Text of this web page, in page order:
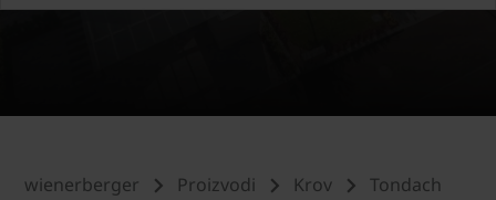
wienerberger Proizvodi Krov
Tondach